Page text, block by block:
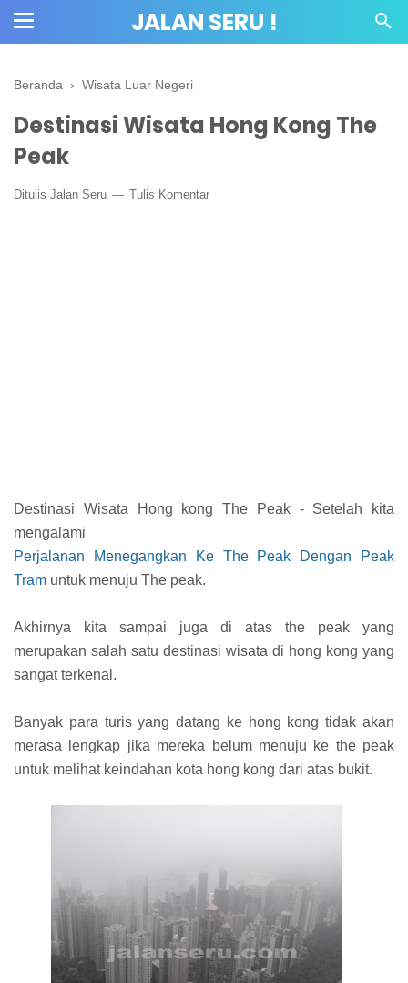
JALAN SERU !
Beranda › Wisata Luar Negeri
Destinasi Wisata Hong Kong The
Peak
Ditulis Jalan Seru Tulis Komentar
Destinasi Wisata Hong kong The Peak - Setelah kita
mengalami
Perjalanan Menegangkan Ke The Peak Dengan Peak
Tram untuk menuju The peak.
Akhirnya kita sampai juga di atas the peak yang
merupakan salah satu destinasi wisata di hong kong yang
sangat terkenal.
Banyak para turis yang datang ke hong kong tidak akan
merasa lengkap jika mereka belum menuju ke the peak
untuk melihat keindahan kota hong kong dari atas bukit.